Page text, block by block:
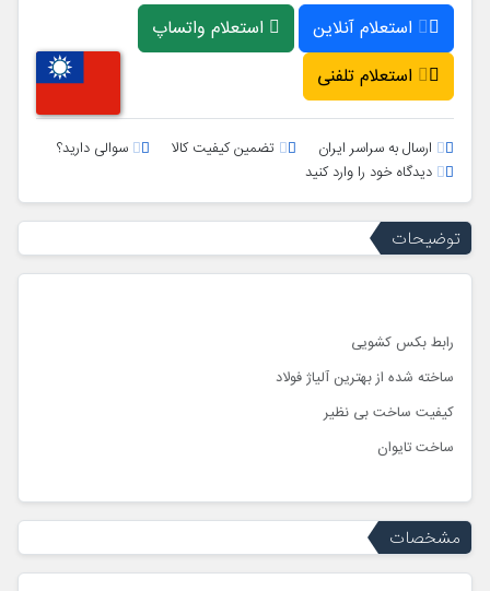
استعلام آنلاین
استعلام واتساپ
استعلام تلفنی
ارسال به سراسر ایران تضمین کیفیت کالا
سوالی دارید؟
دیدگاه خود را وارد کنید
توضیحات
رابط بکس کشویی
ساخته شده از بهترین آلیاژ فولاد
کیفیت ساخت بی نظیر
ساخت تایوان
مشخصات